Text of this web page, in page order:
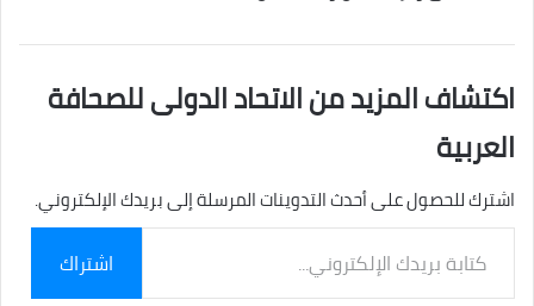
اكتشاف المزيد من الاتحاد الدولى للصحافة
العربية
اشترك للحصول على أحدث التدوينات المرسلة إلى بريدك الإلكتروني.
بريدك
اشتراك